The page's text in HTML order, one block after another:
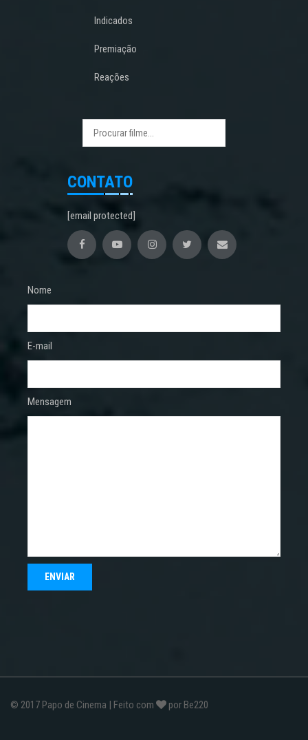
Indicados
Premiação
Reações
CONTATO
[email protected]
Nome
E-mail
Mensagem
© 2017 Papo de Cinema | Feito com por Be220